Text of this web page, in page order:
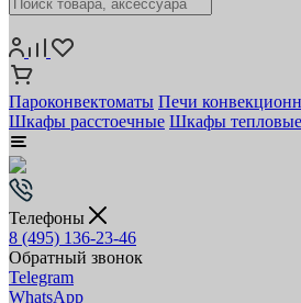
Пароконвектоматы Печи
Шкафы расстоечные Шкафы тепловые
Телефоны
8 (495) 136-23-46
Обратный звонок
Telegram
WhatsApp